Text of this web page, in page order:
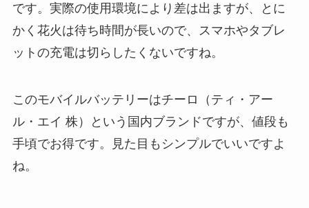
です。実際の使用環境により差は出ますが、とに
かく花火は待ち時間が長いので、スマホやタブレ
ットの充電は切らしたくないですね。
このモバイルバッテリーはチーロ（ティ・アー
ル・エイ 株）という国内ブランドですが、値段も
手頃でお得です。見た目もシンプルでいいですよ
ね。